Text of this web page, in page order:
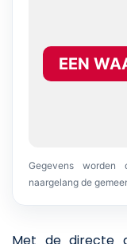
EEN
Gegevens worden
naargelang de
Met de directe